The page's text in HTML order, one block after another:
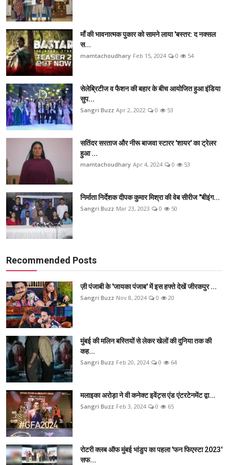
माँ की भावनात्मक पुकार को सामने लाया 'बस्तर: द नक्सल
स...
mamtachoudhary Feb 15, 2024 0 54
सेलेब्रिटीज व फैशन की बहार के बीच आयोजित हुआ इंडिया
सुप...
Sangri Buzz Apr 2, 2022 0 53
सतिंदर सरताज और नीरू बाजवा स्टारर 'शायर' का ट्रेलर
हुआ ...
mamtachoudhary Apr 4, 2024 0 53
निर्माता निर्देशक दीपक कुमार मिश्रा की वेब सीरीज "बीइंग...
Sangri Buzz Mar 23, 2023 0 50
Recommended Posts
ज़ी पंजाबी के 'जायका पंजाब' में इस हफ्ते देखें जीरकपुर ...
Sangri Buzz Nov 8, 2024 0 20
मुंबई की मलिन बस्तियों से लेकर खेलों की दुनिया तक की
कह...
Sangri Buzz Feb 20, 2024 0 64
मलाइका अरोड़ा ने वी कनेक्ट इवेंट्स एंड एंटरटेनमेंट द्वा...
Sangri Buzz Feb 3, 2024 0 65
रोटरी क्लब ऑफ मुंबई भांडुप का पहला 'फन फिएस्टा 2023'
सफ...